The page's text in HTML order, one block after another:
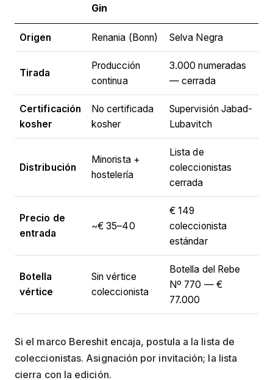
Gin
Origen Renania (Bonn) Selva Negra
Tirada
Producción
continua
3.000 numeradas
— cerrada
Certificación
kosher
No certificada
kosher
Supervisión Jabad-
Lubavitch
Distribución
Minorista +
hostelería
Lista de
coleccionistas
cerrada
Precio de
entrada
~€ 35–40
€ 149
coleccionista
estándar
Botella
vértice
Sin vértice
coleccionista
Botella del Rebe
Nº 770 — €
77.000
Si el marco Bereshit encaja, postula a la lista de
coleccionistas. Asignación por invitación; la lista
cierra con la edición.